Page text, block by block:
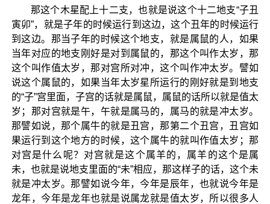
那这个木星配上十二支，也就是说这个十二地支“子丑
寅卯”，就是子年的时候运行到这边，这个丑年的时候运行
到这边。那当子年的时候这个地支，就是属鼠的人，如果
当年对应的地支刚好是对到属鼠的，那这个叫作太岁，那
这个叫作值太岁，那对宫所对冲，这个叫作冲太岁。譬如
说这个属鼠的，如果当年太岁星所运行的刚好就是到地支
的“子”宫里面，子宫的话就是属鼠，属鼠的话所以就是值太
岁；那对宫就是午，午就是属马的，属马的就是冲太岁。
那譬如说，那个属牛的就是丑宫，那第二个丑宫，丑宫如
果运行到这个地方的时候，这个属牛的就叫作值太岁；那
对宫是什么呢？对宫就是这个属羊的，属羊的这个是属
未，也就是说地支里面的“未”相应，那这样子的话，这个未
就是冲太岁。那譬如说今年，今年是辰年，也就说今年是
龙年，今年是龙年也就是说属龙就是值太岁，所以很多人